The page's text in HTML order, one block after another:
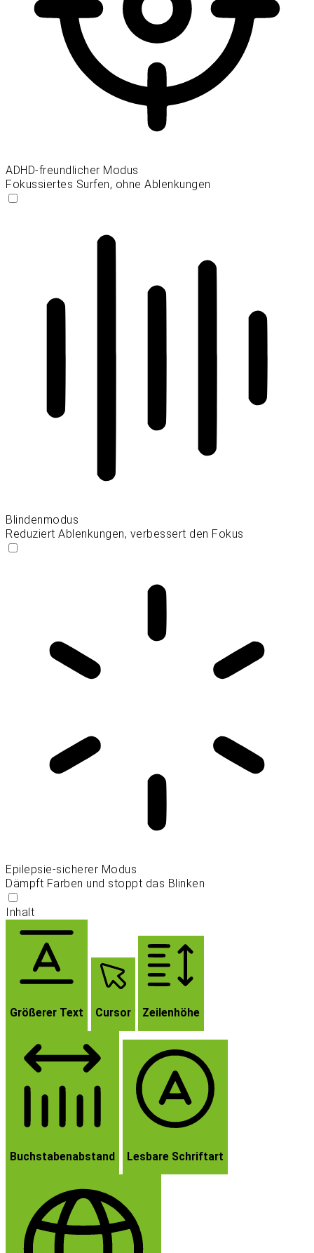
ADHD-freundlicher Modus
Fokussiertes Surfen, ohne Ablenkungen
Blindenmodus
Reduziert Ablenkungen, verbessert den Fokus
Epilepsie-sicherer Modus
Dämpft Farben und stoppt das Blinken
Inhalt
Größerer Text Cursor Zeilenhöhe
Buchstabenabstand Lesbare Schriftart